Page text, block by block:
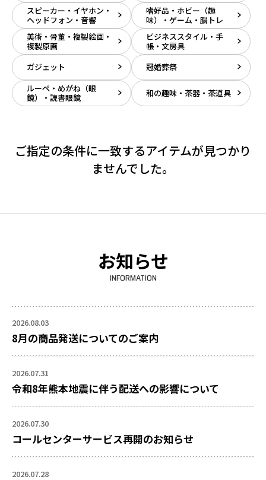
スピーカー・イヤホン・
ヘッドフォン・音響
嗜好品・ホビー（趣
味）・ゲーム・脳トレ
美術・骨董・複製絵画・
複製原画
ビジネススタイル・手
帳・文房具
ガジェット
冠婚葬祭
ルーペ・めがね（眼
鏡）・読書眼鏡
和の趣味・茶器・茶道具
ご指定の条件に一致するアイテムが見つかり
ませんでした。
お知らせ
INFORMATION
2026.08.03
8月の商品発送についてのご案内
2026.07.31
令和8年熊本地震に伴う配送への影響について
2026.07.30
コールセンターサービス再開のお知らせ
2026.07.28